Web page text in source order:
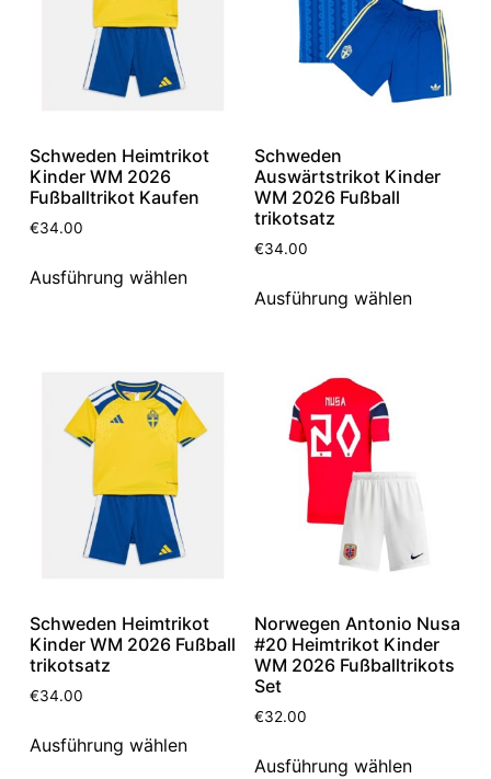
Schweden Heimtrikot
Kinder WM 2026
Fußballtrikot Kaufen
€34.00
Ausführung wählen
Schweden
Auswärtstrikot Kinder
WM 2026 Fußball
trikotsatz
€34.00
Ausführung wählen
Schweden Heimtrikot
Kinder WM 2026 Fußball
trikotsatz
€34.00
Ausführung wählen
Norwegen Antonio Nusa
#20 Heimtrikot Kinder
WM 2026 Fußballtrikots
Set
€32.00
Ausführung wählen